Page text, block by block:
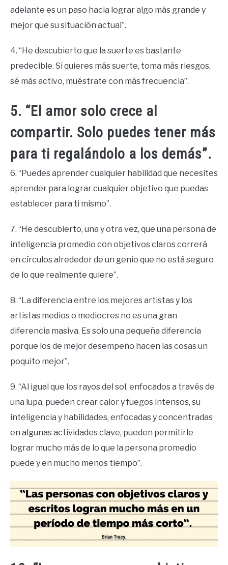
adelante es un paso hacia lograr algo más grande y
mejor que su situación actual”.
4. “He descubierto que la suerte es bastante
predecible. Si quieres más suerte, toma más riesgos,
sé más activo, muéstrate con más frecuencia”.
5. “El amor solo crece al
compartir. Solo puedes tener más
para ti regalándolo a los demás”.
6. “Puedes aprender cualquier habilidad que necesites
aprender para lograr cualquier objetivo que puedas
establecer para ti mismo”.
7. “He descubierto, una y otra vez, que una persona de
inteligencia promedio con objetivos claros correrá
en círculos alrededor de un genio que no está seguro
de lo que realmente quiere”.
8. “La diferencia entre los mejores artistas y los
artistas medios o mediocres no es una gran
diferencia masiva. Es solo una pequeña diferencia
porque los de mejor desempeño hacen las cosas un
poquito mejor”.
9. “Al igual que los rayos del sol, enfocados a través de
una lupa, pueden crear calor y fuegos intensos, su
inteligencia y habilidades, enfocadas y concentradas
en algunas actividades clave, pueden permitirle
lograr mucho más de lo que la persona promedio
puede y en mucho menos tiempo”.